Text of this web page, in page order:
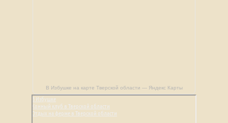
В Избушке на карте Тверской области — Яндекс Карты
В Избушке
Конный клуб в Тверской области
Отдых на ферме в Тверской области